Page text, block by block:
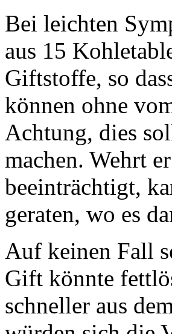
Bei leichten
aus 15
Giftstoffe, so
können ohne
Achtung, dies
machen. Wehrt
beeinträchtigt,
geraten, wo es
Auf keinen Fall
Gift könnte
schneller aus